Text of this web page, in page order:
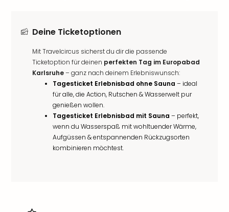
Deine Ticketoptionen
Mit Travelcircus sicherst du dir die passende
Ticketoption für deinen perfekten Tag im Europabad
Karlsruhe– ganz nach deinem Erlebniswunsch:
Tagesticket Erlebnisbad ohne Sauna – ideal
für alle, die Action, Rutschen & Wasserwelt pur
genießen wollen.
Tagesticket Erlebnisbad mit Sauna – perfekt,
wenn du Wasserspaß mit wohltuender Wärme,
Aufgüssen & entspannenden Rückzugsorten
kombinieren möchtest.